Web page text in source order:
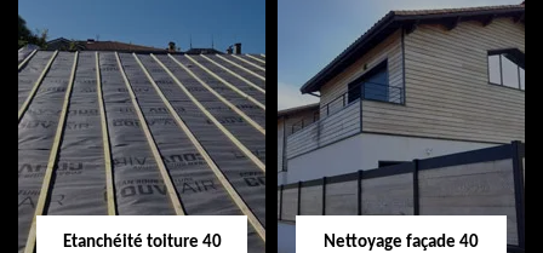
Nettoyage et pose
de gouttière 40
Réparation de
toiture 40
Etanchéité toiture 40 Nettoyage façade 40